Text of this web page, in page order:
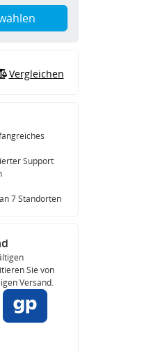
Vergleichen
Support
7 Standorten
Sie von
Versand.